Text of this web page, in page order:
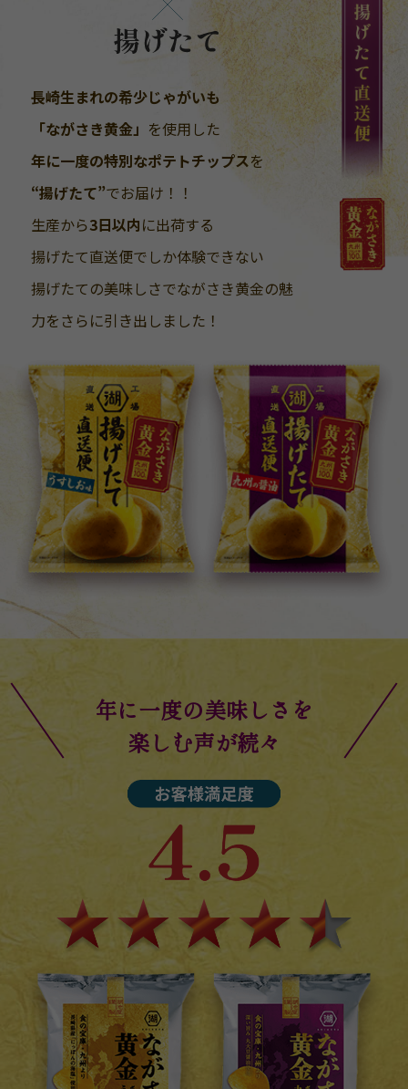
長崎生まれの希少じゃがいも
「ながさき黄金」 を使用した
年に一度の特別なポテトチップスを
“揚げたて”でお届け！！
生産から3日以内に出荷する
揚げたて直送便でしか体験できない
揚げたての美味しさでながさき黄金の魅
力をさらに引き出しました！
年に一度の美味しさを
楽しむ声が続々